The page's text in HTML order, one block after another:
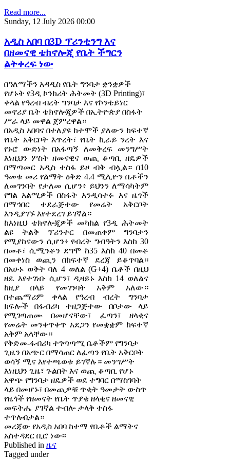
Read more...
Sunday, 12 July 2026 00:00
አዲስ አበባ በ3D ፕሪንቲንግ እና
በዘመናዊ ቴክኖሎጂ የቤት ችግርን
ልትቀረፍ ነው
በዓለማችን አዳዲስ የቤት ግንባታ ቋንቋዎች
የሆኑት የ3ዲ ኮንክሪት ሕትመት (3D Printing)፣
ቀላል የዓረብ ብረት ግንባታ እና የኮንቴይነር
መኖሪያ ቤት ቴክኖሎጂዎች በኢትዮጵያ በስፋት
ሥራ ላይ መዋል ጀምረዋል።
በአዲስ አበባና በተለያዩ ከተሞች ያለውን ከፍተኛ
የቤት አቅርቦት እጥረት፣ የቤት ኪራይ ንረት እና
የኑሮ ውድነት በአፋጣኝ ለመቅረፍ መንግሥት
እነዚህን ሦስት ዘመናዊና ወጪ ቆጣቢ ዘዴዎች
በማጣመር አዲስ ተስፋ ይዞ ብቅ ብሏል። በ10
ዓመቱ መሪ የልማት ዕቅድ 4.4 ሚሊዮን ቤቶችን
ለመገንባት የታለመ ሲሆን፥ ይህንን ለማሳካትም
የግል አልሚዎች በስፋት እንዲሳተፉ እና ዜጎች
በማኅበር ተደራጅተው የመሬት አቅርቦት
እንዲያገኙ እየተደረገ ይገኛል።
ከእነዚህ ቴክኖሎጂዎች መካከል የ3ዲ ሕትመት
ልዩ ትልቅ ፕሪንተር በመጠቀም ግንባታን
የሚያከናውን ሲሆን፥ የብረት ግብዓትን እስከ 30
በመቶ፣ ሲሚንቶን ደግሞ ከ35 እስከ 40 በመቶ
በመቀነስ ወጪን በከፍተኛ ደረጃ ይቆጥባል።
በአሁኑ ወቅት ባለ 4 ወለል (G+4) ቤቶች በዚህ
ዘዴ እየተገነቡ ሲሆን፣ ዲዛይኑ እስከ 14 ወለልና
ከዚያ በላይ የመገንባት አቅም አለው።
በተጨማሪም ቀላል የዓረብ ብረት ግንባታ
ክፍሎች በፋብሪካ ተዘጋጅተው በቦታው ላይ
የሚገጣጠሙ በመሆናቸው፣ ፈጣን፣ ዘላቂና
የመሬት መንቀጥቀጥ አደጋን የመቋቋም ከፍተኛ
አቅም አላቸው።
የቅድመ-ፋብሪካ ተገጣጣሚ ቤቶችም የግንባታ
ጊዜን በአጭር በማሳጠር ለፈጣን የቤት አቅርቦት
ወሳኝ ሚና እየተጫወቱ ይገኛሉ። መንግሥት
እነዚህን ጊዜ፣ ጉልበት እና ወጪ ቆጣቢ የሆኑ
አዋጭ የግንባታ ዘዴዎች ወደ ተግባር በማስገባት
ላይ በመሆኑ፣ በመጪዎቹ ጥቂት ዓመታት ውስጥ
የዜጎች የዘመናት የቤት ጥያቄ ዘላቂና ዘመናዊ
መፍትሔ ያገኛል ተብሎ ታላቅ ተስፋ
ተጥሎበታል።
መረጃው የአዲስ አበባ ከተማ የቤቶች ልማትና
አስተዳደር ቢሮ ነው፡፡
Published in ዜና
Tagged under